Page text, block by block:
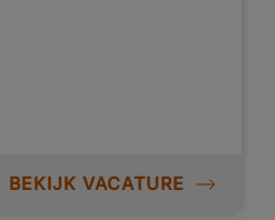
BEKIJK VACATURE